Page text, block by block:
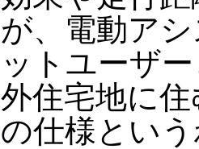
が、電動ア
ットユーザ
外住宅地に
の仕様とい